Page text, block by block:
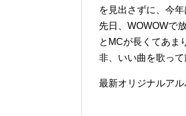
を見出さずに、今
先日、WOWOWで
とMCが長くてあま
非、いい曲を歌って
最新オリジナルアル